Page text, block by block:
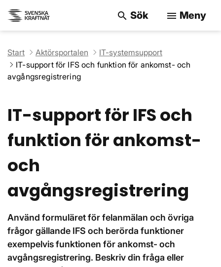
search Sök menu Meny
Start Aktörsportalen
IT-systemsupport
IT-support för IFS och funktion för ankomst- och
avgångsregistrering
IT-support för IFS och
funktion för ankomst-
och
avgångsregistrering
Använd formuläret för felanmälan och övriga
frågor gällande IFS och berörda funktioner
exempelvis funktionen för ankomst- och
avgångsregistrering. Beskriv din fråga eller